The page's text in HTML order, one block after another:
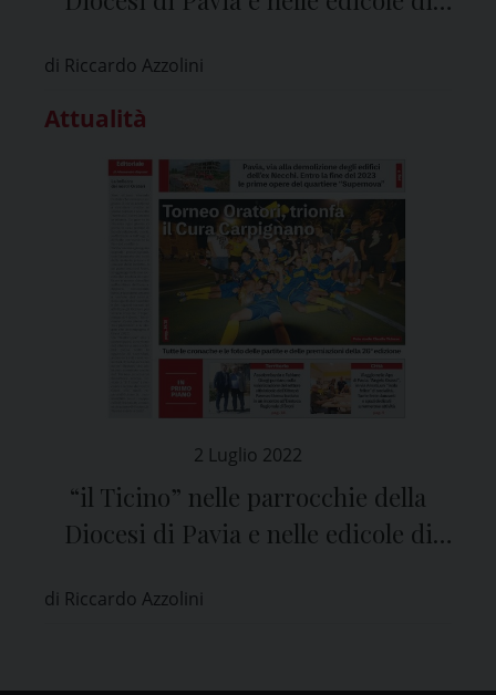
di Riccardo Azzolini
Attualità
2 Luglio 2022
“il Ticino” nelle parrocchie della
Diocesi di Pavia e nelle edicole di
di Riccardo Azzolini